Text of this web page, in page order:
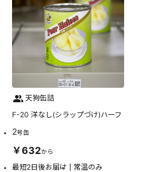
天狗缶詰
F-20 洋なし(シラップづけ)ハーフ
2号缶
￥632から
最短2日後お届け 常温のみ